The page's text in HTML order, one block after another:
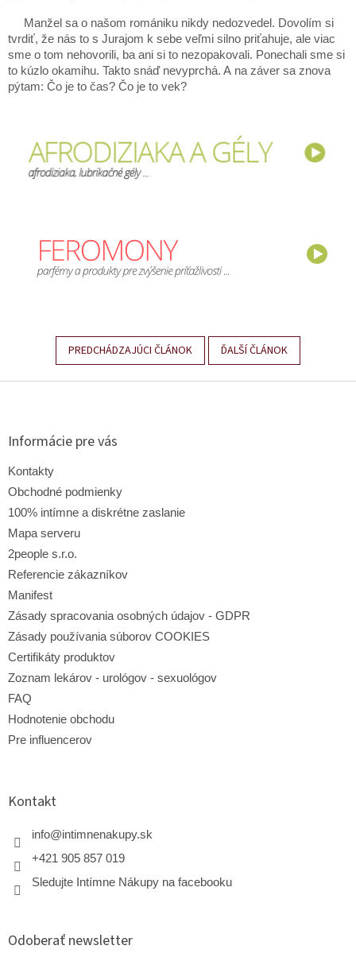
Manžel sa o našom romániku nikdy nedozvedel. Dovolím si
tvrdiť, že nás to s Jurajom k sebe veľmi silno priťahuje, ale viac
sme o tom nehovorili, ba ani si to nezopakovali. Ponechali sme si
to kúzlo okamihu. Takto snáď nevyprchá. A na záver sa znova
pýtam: Čo je to čas? Čo je to vek?
PREDCHÁDZAJÚCI ČLÁNOK ĎALŠÍ ČLÁNOK
Z
Informácie pre vás
Kontakty
Obchodné podmienky
100% intímne a diskrétne zaslanie
Mapa serveru
2people s.r.o.
Referencie zákazníkov
Manifest
Zásady spracovania osobných údajov - GDPR
Zásady používania súborov COOKIES
Certifikáty produktov
Zoznam lekárov - urológov - sexuológov
FAQ
Hodnotenie obchodu
Pre influencerov
Kontakt
info@intimnenakupy.sk
+421 905 857 019
Sledujte Intímne Nákupy na facebooku
Odoberať newsletter